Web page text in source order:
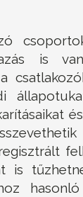
is
is